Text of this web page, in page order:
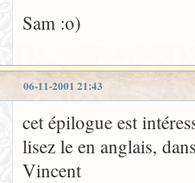
Sam :o)
06-11-2001 21:43
cet épilogue est
lisez le en anglais,
Vincent